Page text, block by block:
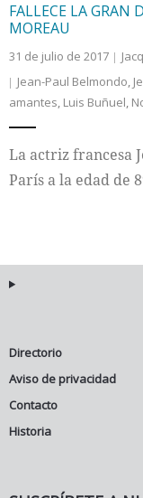
Colaboradores
Cultura
FALLECE LA GRAN
MOREAU
31 de julio de 2017
Jean-Paul Belmondo,
amantes, Luis Buñuel,
La actriz francesa
París a la edad de
Directorio
Aviso de privacidad
Contacto
Historia